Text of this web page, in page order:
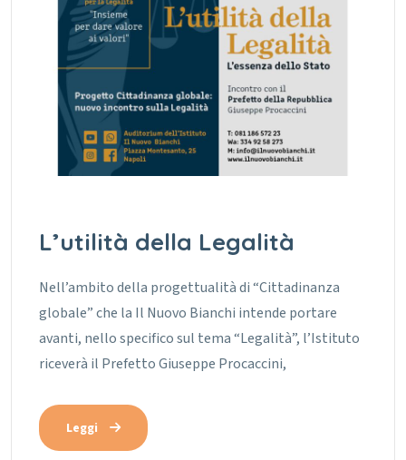
L’utilità della Legalità
Nell’ambito della progettualità di “Cittadinanza
globale” che la Il Nuovo Bianchi intende portare
avanti, nello specifico sul tema “Legalità”, l’Istituto
riceverà il Prefetto Giuseppe Procaccini,
Leggi